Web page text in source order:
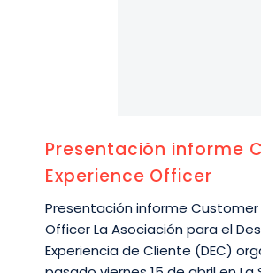
Presentación informe
Experience Officer
Presentación informe Customer
Officer La Asociación para el
Experiencia de Cliente (DEC)